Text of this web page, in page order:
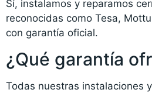
Sí, instalamos y reparamos
reconocidas como Tesa,
con garantía oficial.
¿Qué garantía
Todas nuestras instalaciones